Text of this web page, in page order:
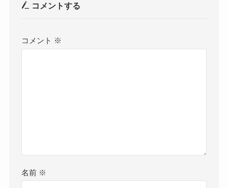
コメントする
コメント ※
名前 ※